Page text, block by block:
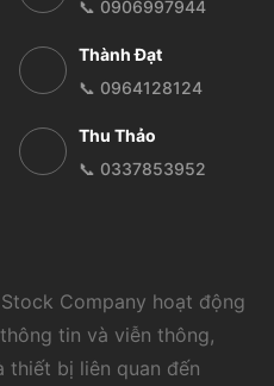
📞 0906997944
Thành Đạt
📞 0964128124
Thu Thảo
📞 0337853952
Company hoạt động
tin và viễn thông,
thiết bị liên quan đến